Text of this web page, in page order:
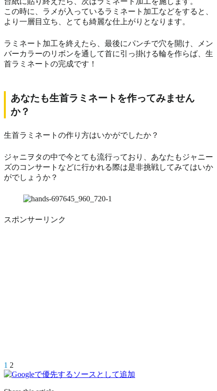
この時に、ラメが入っているラミネート加工などをすると、
より一層目立ち、とても綺麗な仕上がりとなります。
ラミネート加工を終えたら、最後にパンチで穴を開け、メン
バーカラーのリボンを通して首に引っ掛ける輪を作らば、生
首ラミネートの完成です！
あなたも生首ラミネートを作ってみません
か？
生首ラミネートの作り方はいかがでしたか？
ジャニヲタの中で今とても流行っており、あなたもジャニー
ズのコンサートなどに行かれる際は是非挑戦してみてはいか
がでしょうか？
スポンサーリンク
1 2